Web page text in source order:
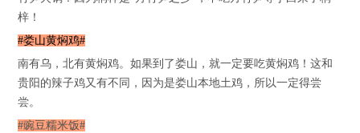
梓！
#娄山黄焖鸡#
南有乌，北有黄焖鸡。如果到了娄山，就一定要吃黄焖鸡！这和
贵阳的辣子鸡又有不同，因为是娄山本地土鸡，所以一定得尝
尝。
#豌豆糯米饭#